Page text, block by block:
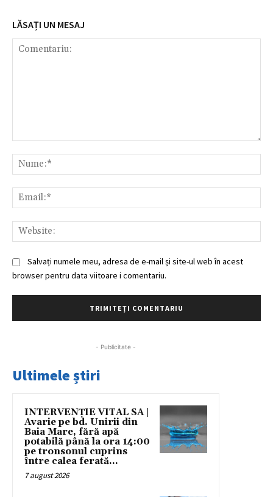
LĂSAȚI UN MESAJ
Salvați numele meu, adresa de e-mail și site-ul web în acest
browser pentru data viitoare i comentariu.
- Publicitate -
Ultimele știri
INTERVENȚIE VITAL SA |
Avarie pe bd. Unirii din
Baia Mare, fără apă
potabilă până la ora 14:00
pe tronsonul cuprins
între calea ferată...
7 august 2026